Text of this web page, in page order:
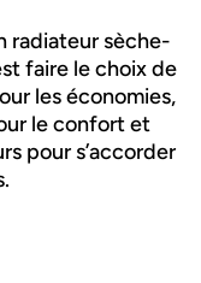
radiateur sèche-
faire le choix de
les économies,
le confort et
pour s’accorder